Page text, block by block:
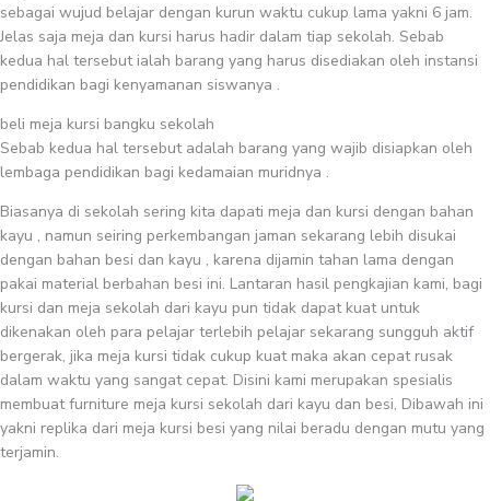
sebagai wujud belajar dengan kurun waktu cukup lama yakni 6 jam.
Jelas saja meja dan kursi harus hadir dalam tiap sekolah. Sebab
kedua hal tersebut ialah barang yang harus disediakan oleh instansi
pendidikan bagi kenyamanan siswanya .
beli meja kursi bangku sekolah
Sebab kedua hal tersebut adalah barang yang wajib disiapkan oleh
lembaga pendidikan bagi kedamaian muridnya .
Biasanya di sekolah sering kita dapati meja dan kursi dengan bahan
kayu , namun seiring perkembangan jaman sekarang lebih disukai
dengan bahan besi dan kayu , karena dijamin tahan lama dengan
pakai material berbahan besi ini. Lantaran hasil pengkajian kami, bagi
kursi dan meja sekolah dari kayu pun tidak dapat kuat untuk
dikenakan oleh para pelajar terlebih pelajar sekarang sungguh aktif
bergerak, jika meja kursi tidak cukup kuat maka akan cepat rusak
dalam waktu yang sangat cepat. Disini kami merupakan spesialis
membuat furniture meja kursi sekolah dari kayu dan besi, Dibawah ini
yakni replika dari meja kursi besi yang nilai beradu dengan mutu yang
terjamin.